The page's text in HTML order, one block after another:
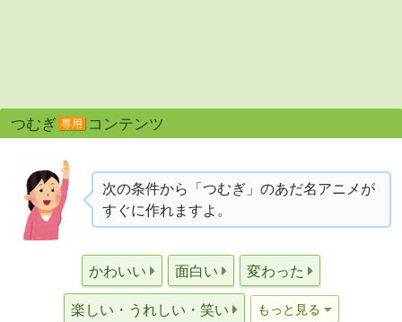
つむぎ 専用 コンテンツ
次の条件から「つむぎ」のあだ名アニメが
すぐに作れますよ。
かわいい 面白い 変わった
楽しい・うれしい・笑い もっと見る